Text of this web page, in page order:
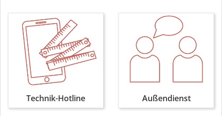
Technik-Hotline Außendienst